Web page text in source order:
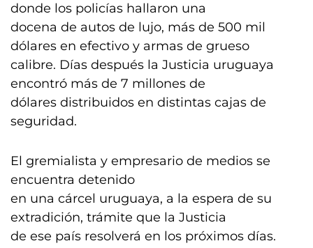
donde los policías hallaron una
docena de autos de lujo, más de 500 mil
dólares en efectivo y armas de grueso
calibre. Días después la Justicia uruguaya
encontró más de 7 millones de
dólares distribuidos en distintas cajas de
seguridad.
El gremialista y empresario de medios se
encuentra detenido
en una cárcel uruguaya, a la espera de su
extradición, trámite que la Justicia
de ese país resolverá en los próximos días.